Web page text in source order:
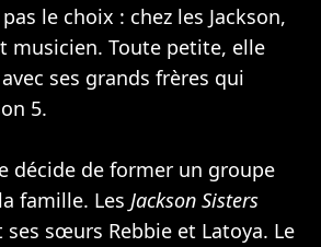
le choix : chez les Jackson,
musicien. Toute petite, elle
ses grands frères qui
5.
décide de former un groupe
famille. Les Jackson Sisters
ses sœurs Rebbie et Latoya. Le